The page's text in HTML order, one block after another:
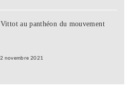
au panthéon du mouvement
novembre 2021